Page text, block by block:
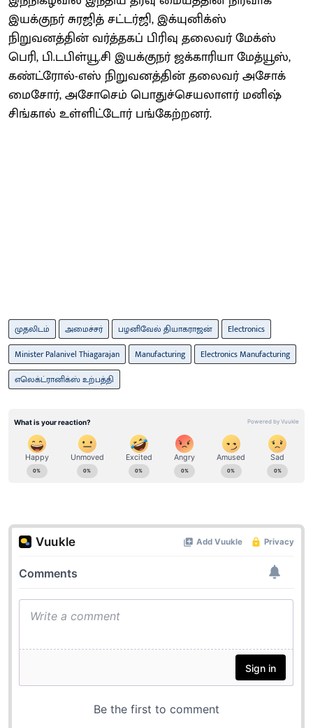
இயக்குநர் சுரஜித் சட்டர்ஜி, இக்யுனிக்ஸ்
நிறுவனத்தின் வர்த்தகப் பிரிவு தலைவர் மேக்ஸ்
பெரி, பி.டபிள்யூ.சி இயக்குநர் ஜக்காரியா மேத்யூஸ்,
கண்ட்ரோல்-எஸ் நிறுவனத்தின் தலைவர் அசோக்
மைசோர், அசோசெம் பொதுச்செயலாளர் மனிஷ்
சிங்கால் உள்ளிட்டோர் பங்கேற்றனர்.
முதலிடம் அமைச்சர் பழனிவேல் தியாகராஜன்
Electronics
Minister Palanivel Thiagarajan
Manufacturing
Electronics Manufacturing
எலெக்ட்ரானிக்ஸ் உற்பத்தி